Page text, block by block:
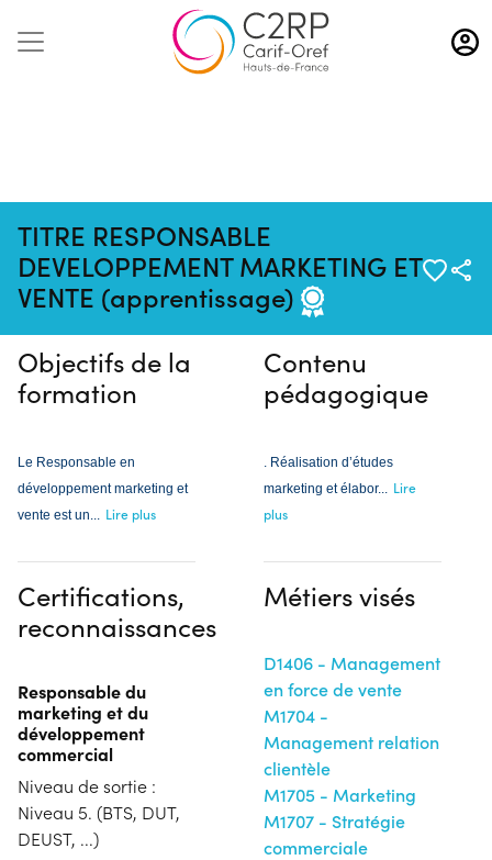
Aller
au
contenu
TITRE RESPONSABLE
DEVELOPPEMENT MARKETING ET
VENTE (apprentissage)
Pas de session programmée en
ce moment
Objectifs de la
formation
Le Responsable en
développement marketing et
vente est un
Lire plus
Contenu
pédagogique
. Réalisation d’études
marketing et élabor...
Lire
plus
Certifications,
reconnaissances
Responsable du
marketing et du
développement
commercial
Niveau de sortie :
Niveau 5. (BTS, DUT,
DEUST, ...)
Métiers visés
D1406 - Management
en force de vente
M1704 -
Management relation
clientèle
M1705 - Marketing
M1707 - Stratégie
commerciale